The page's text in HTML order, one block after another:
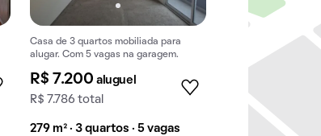
Casa de 3 quartos mobiliada para
alugar. Com 5 vagas na garagem.
R$ 7.200 aluguel
R$ 7.786 total
279 m² · 3 quartos · 5 vagas